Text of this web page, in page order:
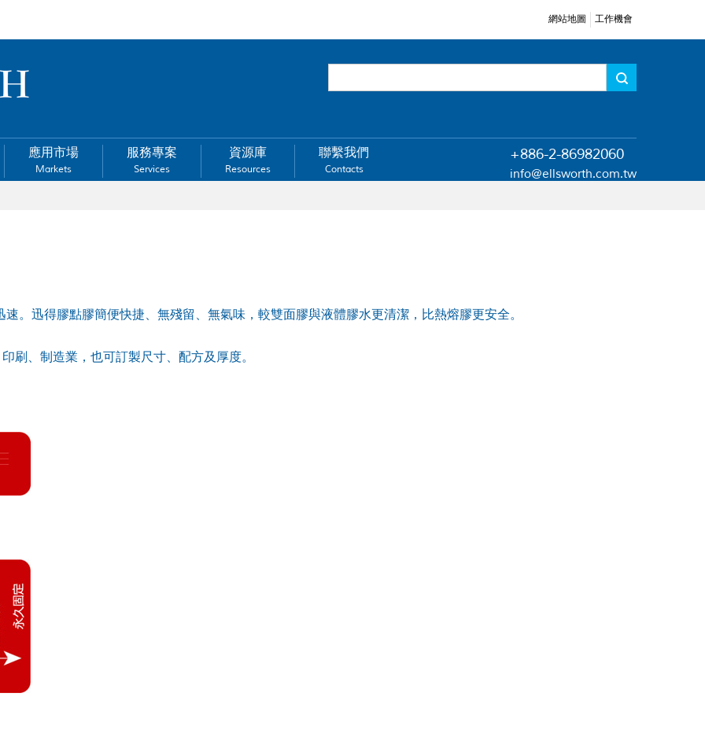
網站地圖 工作機會
應用市場
Markets
服務專案
Services
資源庫
Resources
聯繫我們
Contacts
+886-2-86982060
info@ellsworth.com.tw
。迅得膠點膠簡便快捷、無殘留、無氣味，較雙面膠與液體膠水更清潔，比熱熔膠更安全。
刷、制造業，也可訂製尺寸、配方及厚度。